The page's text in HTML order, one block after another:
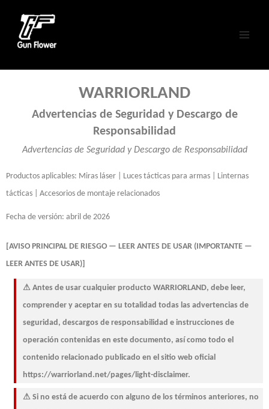
content
WARRIORLAND
Advertencias de Seguridad y Descargo de
Responsabilidad
Advertencias de Seguridad y Descargo de Responsabilidad
Productos aplicables: Miras láser | Luces tácticas para armas | Linternas
tácticas | Accesorios de montaje relacionados
Fecha de versión: abril de 2026
[AVISO PRINCIPAL DE RIESGO — LEER ANTES DE USAR (IMPORTANTE —
LEER ANTES DE USAR)]
⚠ Antes de usar cualquier producto WARRIORLAND, debe leer,
comprender y aceptar en su totalidad todas las advertencias de
seguridad, descargos de responsabilidad e instrucciones de
operación contenidas en este documento, así como todo el
contenido relacionado publicado en el sitio web oficial
https://warriorland.net/pages/light-disclaimer.
⚠ Si no está de acuerdo con alguno de los términos anteriores, no